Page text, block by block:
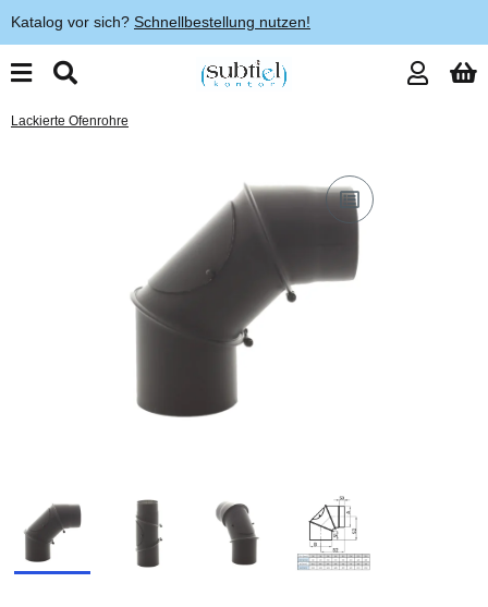
Katalog vor sich? Schnellbestellung nutzen!
Lackierte Ofenrohre